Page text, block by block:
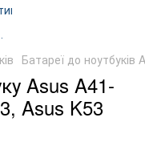
Батареї до ноутбуків
Asus A41-
Asus K53